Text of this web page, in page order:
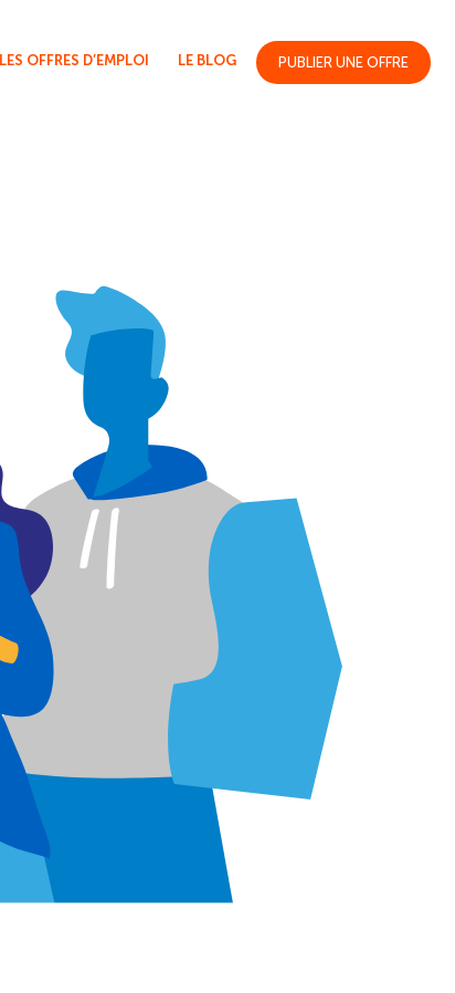
LES OFFRES D’EMPLOI LE BLOG PUBLIER UNE OFFRE